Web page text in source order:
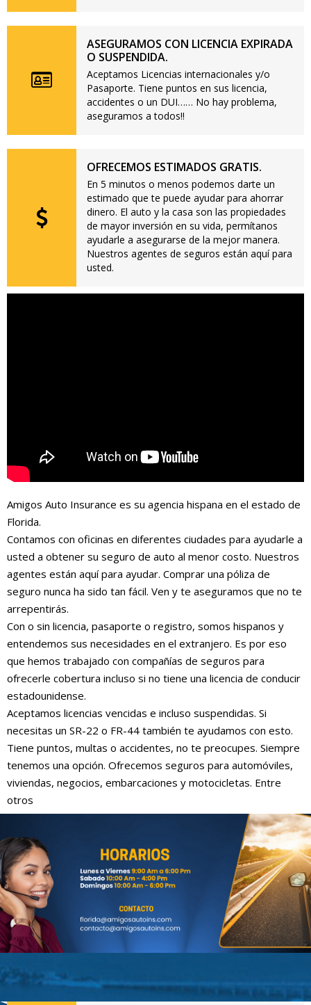
ASEGURAMOS CON LICENCIA EXPIRADA
O SUSPENDIDA.
Aceptamos Licencias internacionales y/o
Pasaporte. Tiene puntos en sus licencia,
accidentes o un DUI…… No hay problema,
aseguramos a todos!!
OFRECEMOS ESTIMADOS GRATIS.
En 5 minutos o menos podemos darte un
estimado que te puede ayudar para ahorrar
dinero. El auto y la casa son las propiedades
de mayor inversión en su vida, permítanos
ayudarle a asegurarse de la mejor manera.
Nuestros agentes de seguros están aquí para
usted.
Amigos Auto Insurance es su agencia hispana en el estado de
Florida.
Contamos con oficinas en diferentes ciudades para ayudarle a
usted a obtener su seguro de auto al menor costo. Nuestros
agentes están aquí para ayudar. Comprar una póliza de
seguro nunca ha sido tan fácil. Ven y te aseguramos que no te
arrepentirás.
Con o sin licencia, pasaporte o registro, somos hispanos y
entendemos sus necesidades en el extranjero. Es por eso
que hemos trabajado con compañías de seguros para
ofrecerle cobertura incluso si no tiene una licencia de conducir
estadounidense.
Aceptamos licencias vencidas e incluso suspendidas. Si
necesitas un SR-22 o FR-44 también te ayudamos con esto.
Tiene puntos, multas o accidentes, no te preocupes. Siempre
tenemos una opción. Ofrecemos seguros para automóviles,
viviendas, negocios, embarcaciones y motocicletas. Entre
otros